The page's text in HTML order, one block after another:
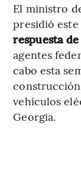
El ministro
presidió
respuesta
agentes
cabo esta
vehículos
Georgia.